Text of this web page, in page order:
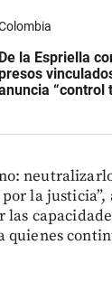
la Espriella
“control
la
quienes